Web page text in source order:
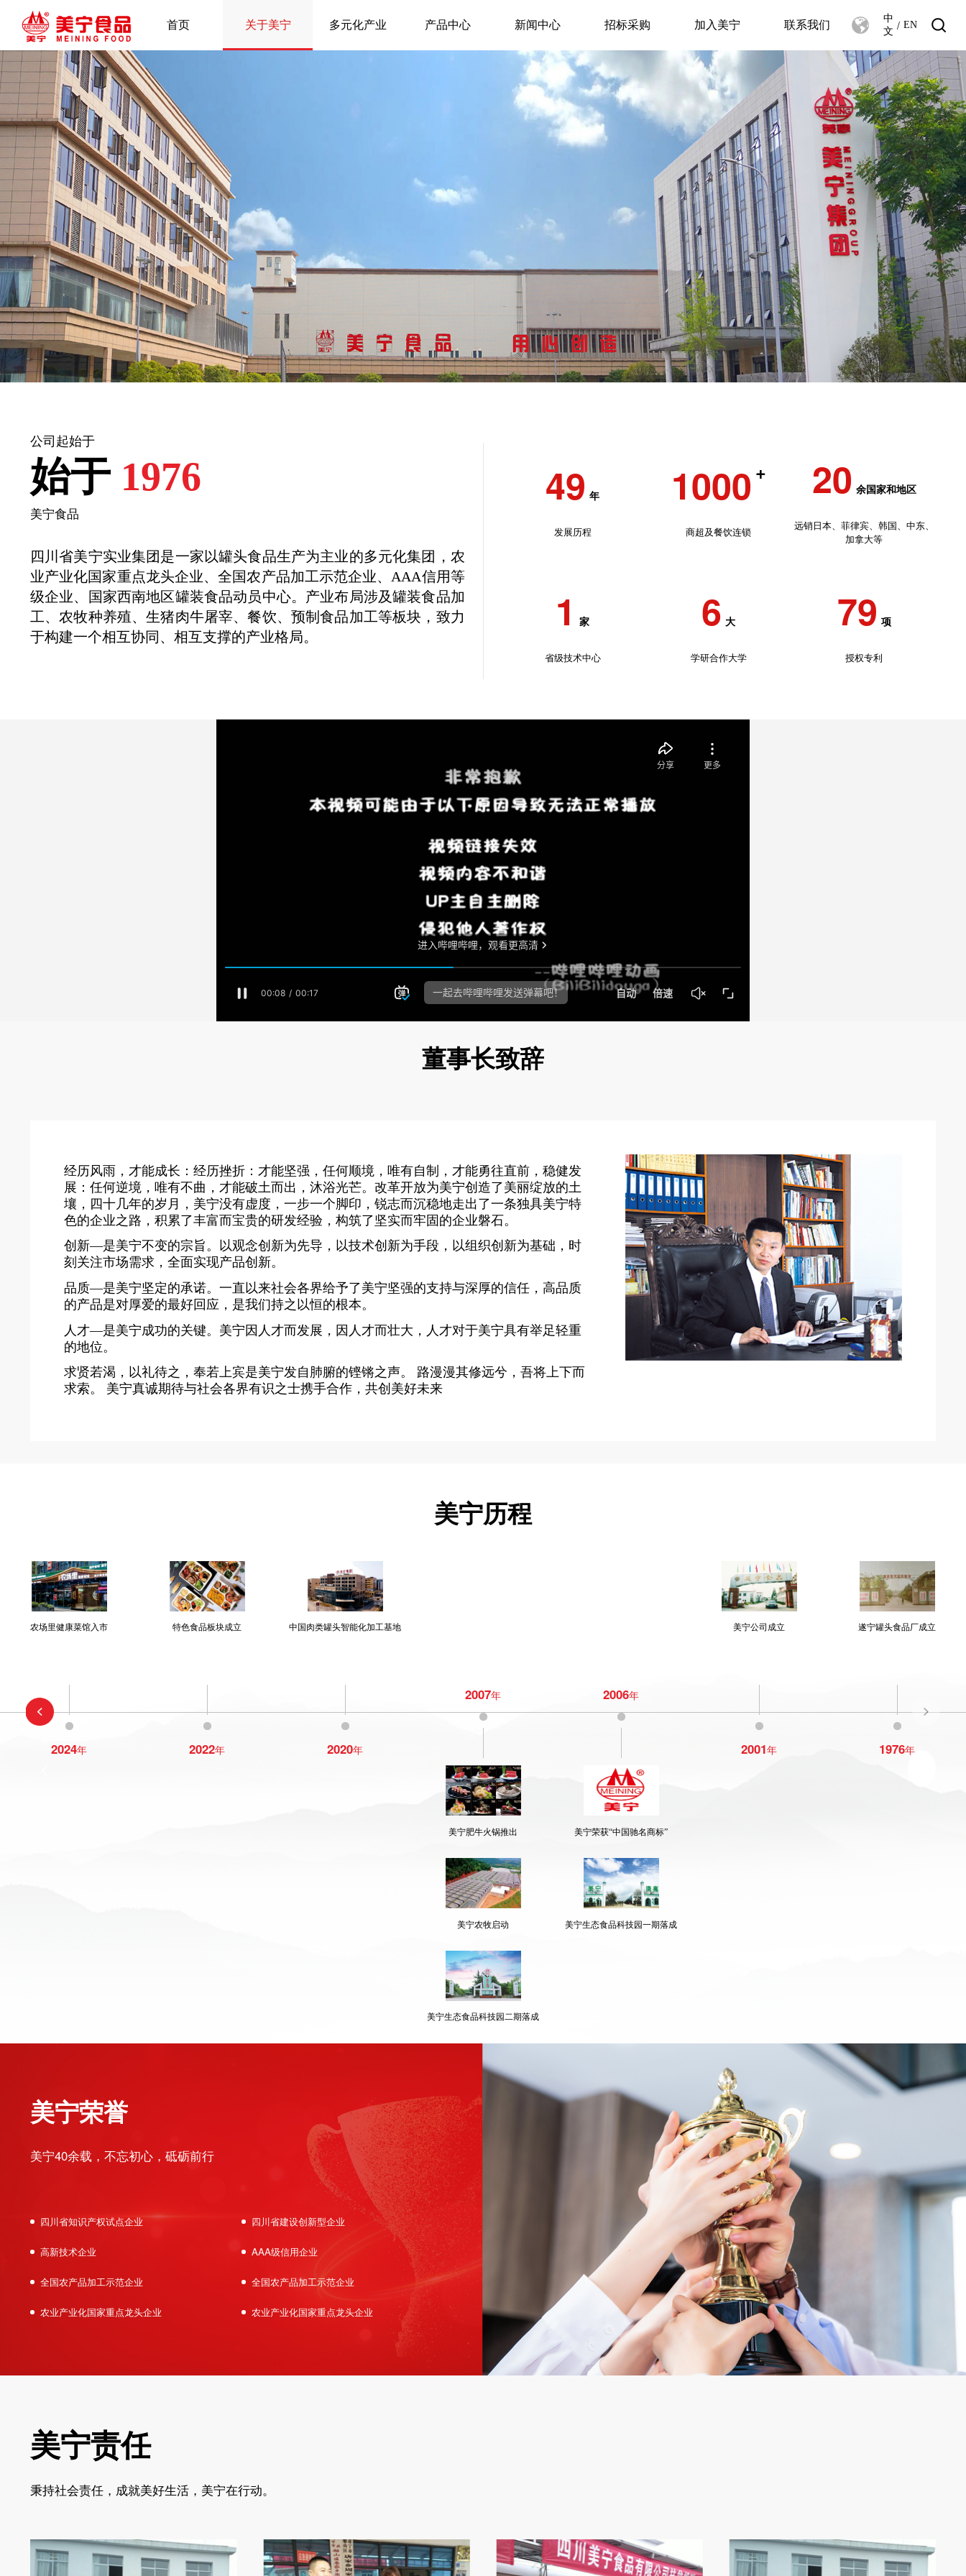
首页 关于美宁 多元化产业 产品中心 新闻中心 招标采购 加入美宁 联系我们
中
文 / EN
首页
关于美宁
产品中心
新闻中心
招标采购
加入美宁
联系我们
公司起始于
始于1976
美宁食品
四川省美宁实业集团是一家以罐头食品生产为主业的多元化集团，农
业产业化国家重点龙头企业、全国农产品加工示范企业、AAA信用等
级企业、国家西南地区罐装食品动员中心。产业布局涉及罐装食品加
工、农牧种养殖、生猪肉牛屠宰、餐饮、预制食品加工等板块，致力
于构建一个相互协同、相互支撑的产业格局。
49 年
发展历程
1000 +
商超及餐饮连锁
20 余国家和地区
远销日本、菲律宾、韩国、中东、
加拿大等
1 家
省级技术中心
6 大
学研合作大学
79 项
授权专利
董事长致辞
经历风雨，才能成长：经历挫折：才能坚强，任何顺境，唯有自制，才能勇往直前，稳健发
展：任何逆境，唯有不曲，才能破土而出，沐浴光芒。改革开放为美宁创造了美丽绽放的土
壤，四十几年的岁月，美宁没有虚度，一步一个脚印，锐志而沉稳地走出了一条独具美宁特
色的企业之路，积累了丰富而宝贵的研发经验，构筑了坚实而牢固的企业磐石。
创新—是美宁不变的宗旨。以观念创新为先导，以技术创新为手段，以组织创新为基础，时
刻关注市场需求，全面实现产品创新。
品质—是美宁坚定的承诺。一直以来社会各界给予了美宁坚强的支持与深厚的信任，高品质
的产品是对厚爱的最好回应，是我们持之以恒的根本。
人才—是美宁成功的关键。美宁因人才而发展，因人才而壮大，人才对于美宁具有举足轻重
的地位。
求贤若渴，以礼待之，奉若上宾是美宁发自肺腑的铿锵之声。 路漫漫其修远兮，吾将上下而
求索。 美宁真诚期待与社会各界有识之士携手合作，共创美好未来
美宁历程
2024年
农场里健康菜馆入市
2022年
特色食品板块成立
2020年
中国肉类罐头智能化加工基地
2007年
美宁肥牛火锅推出
美宁农牧启动
美宁生态食品科技园二期落成
2006年
美宁荣获“中国驰名商标”
美宁生态食品科技园一期落成
2001年
美宁公司成立
1976年
遂宁罐头食品厂成立
美宁荣誉
美宁40余载，不忘初心，砥砺前行
四川省知识产权试点企业 四川省建设创新型企业
高新技术企业 AAA级信用企业
全国农产品加工示范企业 全国农产品加工示范企业
农业产业化国家重点龙头企业 农业产业化国家重点龙头企业
美宁责任
秉持社会责任，成就美好生活，美宁在行动。